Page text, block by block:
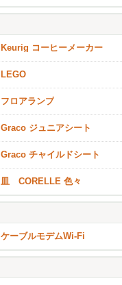
Keurig コーヒーメーカー
LEGO
フロアランプ
Graco ジュニアシート
Graco チャイルドシート
皿 CORELLE 色々
ケーブルモデムWi-Fi